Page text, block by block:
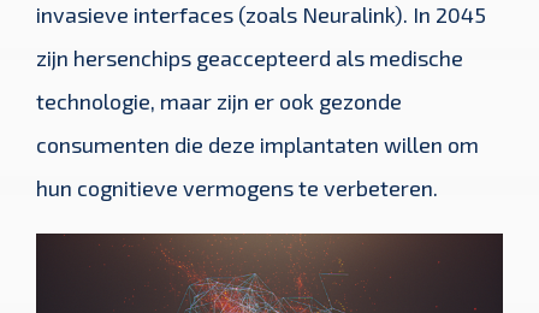
invasieve interfaces (zoals Neuralink). In 2045
zijn hersenchips geaccepteerd als medische
technologie, maar zijn er ook gezonde
consumenten die deze implantaten willen om
hun cognitieve vermogens te verbeteren.